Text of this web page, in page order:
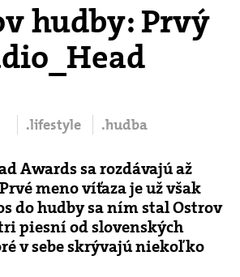
hudby: Prvý
.lifestyle .hudba
Awards sa rozdávajú až
meno víťaza je už však
do hudby sa ním stal Ostrov
piesní od slovenských
v sebe skrývajú niekoľko